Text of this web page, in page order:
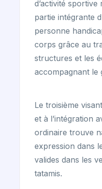
d’activité
partie intégrante
personne
corps grâce au
structures et les
accompagnant le
Le troisième
et à l’intégration
ordinaire trouve
expression dans
valides dans les
tatamis.